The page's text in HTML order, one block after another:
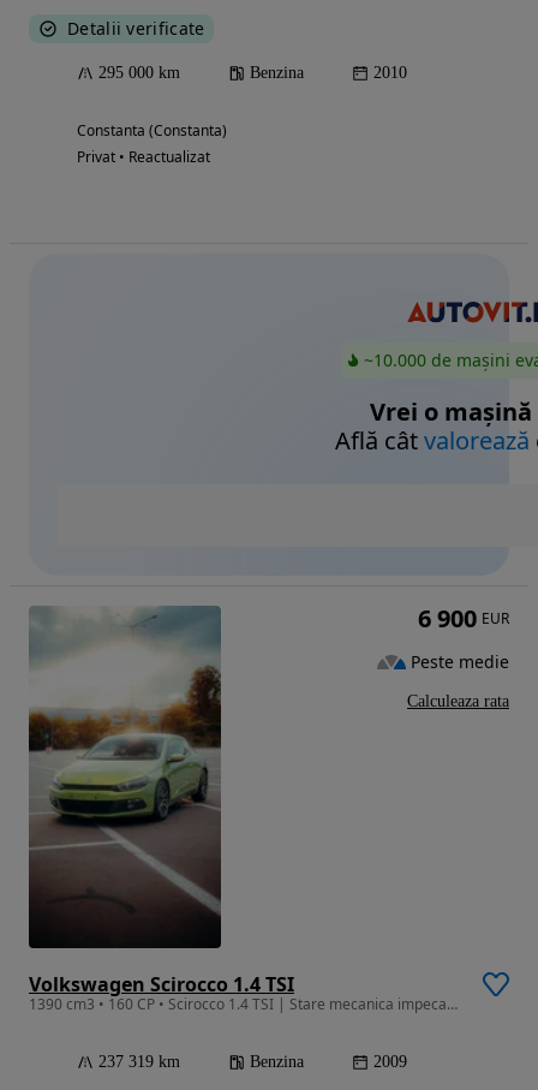
Detalii verificate
295 000 km Benzina 2010
Constanta (Constanta)
Privat • Reactualizat
~10.000 de mașini
Vrei o mașină
Află câtvalorează
Volkswagen Scirocco 1.4 TSI
1390 cm3 • 160 CP • Scirocco 1.4 TSI | Stare mecanica impecabila | 9000
237 319 km Benzina 2009
6 900 EUR
Peste medie
Calculeaza rata